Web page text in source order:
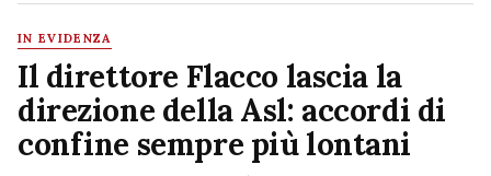
IN EVIDENZA
Il direttore Flacco lascia la
direzione della Asl: accordi di
confine sempre più lontani